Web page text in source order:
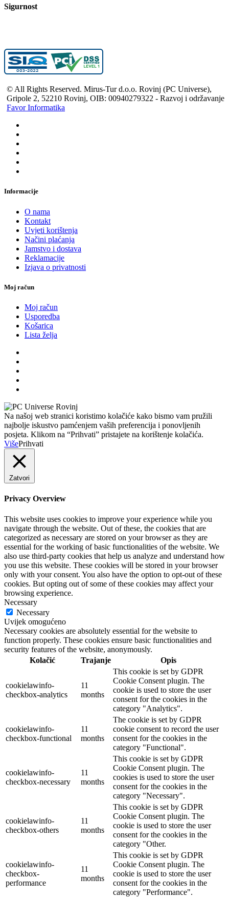
Sigurnost
© All Rights Reserved. Mirus-Tur d.o.o. Rovinj (PC Universe),
Gripole 2, 52210 Rovinj, OIB: 00940279322 - Razvoj i održavanje
Favor Informatika
Informacije
O nama
Kontakt
Uvjeti korištenja
Načini plaćanja
Jamstvo i dostava
Reklamacije
Izjava o privatnosti
Moj račun
Moj račun
Usporedba
Košarica
Lista želja
Na našoj web stranici koristimo kolačiće kako bismo vam pružili
najbolje iskustvo pamćenjem vaših preferencija i ponovljenih
posjeta. Klikom na “Prihvati” pristajete na korištenje kolačića.
VišePrihvati
Zatvori
Privacy Overview
This website uses cookies to improve your experience while you
navigate through the website. Out of these, the cookies that are
categorized as necessary are stored on your browser as they are
essential for the working of basic functionalities of the website. We
also use third-party cookies that help us analyze and understand how
you use this website. These cookies will be stored in your browser
only with your consent. You also have the option to opt-out of these
cookies. But opting out of some of these cookies may affect your
browsing experience.
Necessary
Necessary
Uvijek omogućeno
Necessary cookies are absolutely essential for the website to
function properly. These cookies ensure basic functionalities and
security features of the website, anonymously.
Kolačić
Trajanje Opis
cookielawinfo-
checkbox-analytics
11
months
This cookie is set by GDPR
Cookie Consent plugin. The
cookie is used to store the user
consent for the cookies in the
category "Analytics".
cookielawinfo-
checkbox-functional
11
months
The cookie is set by GDPR
cookie consent to record the user
consent for the cookies in the
category "Functional".
cookielawinfo-
checkbox-necessary
11
months
This cookie is set by GDPR
Cookie Consent plugin. The
cookies is used to store the user
consent for the cookies in the
category "Necessary".
cookielawinfo-
checkbox-others
11
months
This cookie is set by GDPR
Cookie Consent plugin. The
cookie is used to store the user
consent for the cookies in the
category "Other.
cookielawinfo-
checkbox-
performance
11
months
This cookie is set by GDPR
Cookie Consent plugin. The
cookie is used to store the user
consent for the cookies in the
category "Performance".